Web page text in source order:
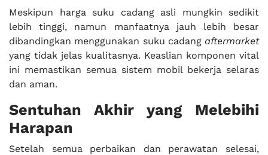
Meskipun harga suku cadang asli mungkin sedikit
lebih tinggi, namun manfaatnya jauh lebih besar
dibandingkan menggunakan suku cadang aftermarket
yang tidak jelas kualitasnya. Keaslian komponen vital
ini memastikan semua sistem mobil bekerja selaras
dan aman.
Sentuhan Akhir yang Melebihi
Harapan
Setelah semua perbaikan dan perawatan selesai,